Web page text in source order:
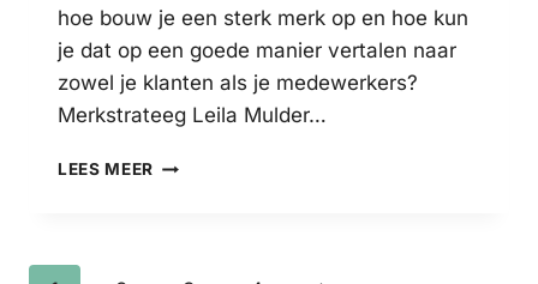
hoe bouw je een sterk merk op en hoe kun
je dat op een goede manier vertalen naar
zowel je klanten als je medewerkers?
Merkstrateeg Leila Mulder…
LEES MEER MERKSTRATEEG